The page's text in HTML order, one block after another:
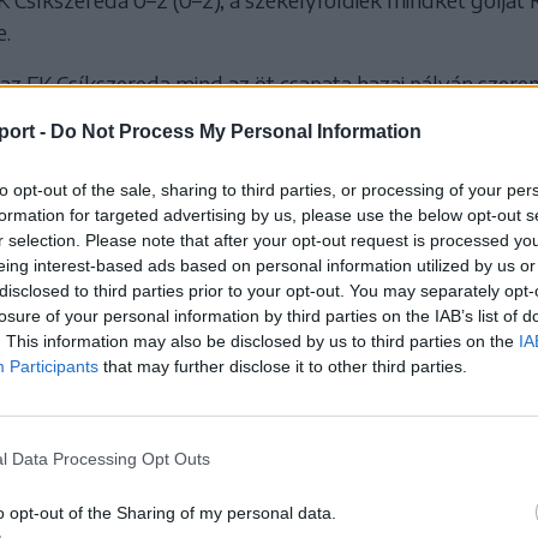
- Do Not Process My Personal Information
opt-out of the sale, sharing to third parties, or processing of your
for targeted advertising by us, please use the below opt-out
selection. Please note that after your opt-out request is processed
interest-based ads based on personal information utilized by us
to third parties prior to your opt-out. You may separately
of your personal information by third parties on the IAB’s list of
This information may also be disclosed by us to third parties on the
Participants that may further disclose it to other third parties.
Data Processing Opt Outs
opt-out of the Sharing of my personal data.
FK Csíkszereda mind az öt csapata hazai pályán
az U14-esek a Jászvásári LPS-t fogadják, majd 12 és
és az U16-os gárda a Bukaresti Dinamo ellen lép pályára.
14 órától FK Csíkszereda–Nagyváradi LPS Bihorul
es és az U18-as korosztályokban.
Márton Áron- és a Segítő Mária gimnáziumok mögötti
pedig az FK Sportparkban. A belépés díjtalan.
HOZZÁ!